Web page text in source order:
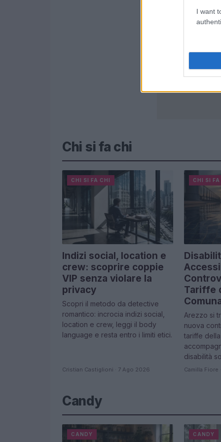
I want
Chi si fa chi
CHI SI FA CHI
Indizi social, location e
crew: scoprire coppie
VIP senza violare la
privacy
Scopri il metodo da detective
romantico: incrocia indizi social,
location e crew, leggi il body
language e resta entro i limiti etici.
Cristian Castiglioni · 7 Ago 2026
CHI SI FA
Tariffe
Arezzo si
nuova
tariffe
disabilità
Camilla Fiore
Candy
CANDY CANDY